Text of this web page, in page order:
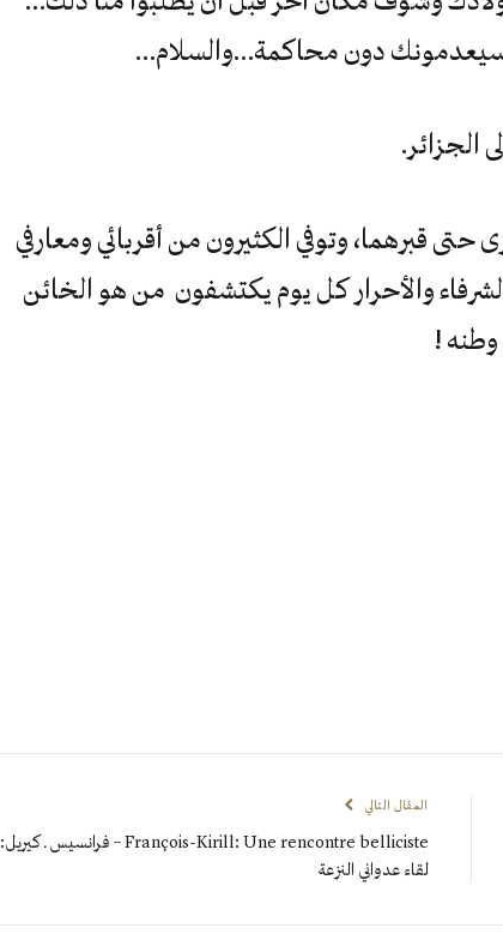
وسيعدمونك دون محاكمة…والسلام…
الجزائر.
قبرهما، وتوفي الكثيرون من أقربائي ومعارفي
والأحرار كل يوم يكتشفون من هو الخائن
!
المقال التالي
François-Kirill: Une rencontre belliciste – فرانسيس ـ كيريل:
لقاء عدواني النزعة